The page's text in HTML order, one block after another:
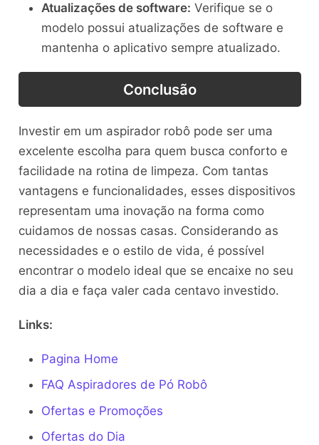
Atualizações de software: Verifique se o
modelo possui atualizações de software e
mantenha o aplicativo sempre atualizado.
Conclusão
Investir em um aspirador robô pode ser uma
excelente escolha para quem busca conforto e
facilidade na rotina de limpeza. Com tantas
vantagens e funcionalidades, esses dispositivos
representam uma inovação na forma como
cuidamos de nossas casas. Considerando as
necessidades e o estilo de vida, é possível
encontrar o modelo ideal que se encaixe no seu
dia a dia e faça valer cada centavo investido.
Links:
Pagina Home
FAQ Aspiradores de Pó Robô
Ofertas e Promoções
Ofertas do Dia